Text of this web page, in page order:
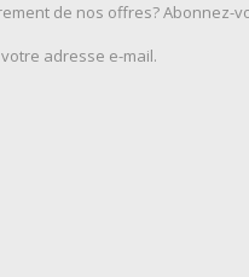
de nos offres? Abonnez-
adresse e-mail.